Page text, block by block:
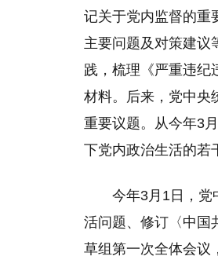
记关于党内监督的重
主要问题及对策建议
践，梳理《严重违纪
材料。后来，党中央
重要议题。从今年3
下党内政治生活的若
今年3月1日，党
活问题、修订〈中国
草组第一次全体会议